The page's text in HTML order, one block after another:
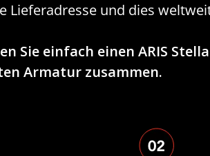
Lieferadresse und dies
Sie einfach einen ARIS
Armatur zusammen.